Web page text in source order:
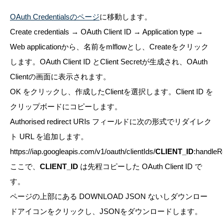
OAuth Credentialsのページに移動します。
Create credentials → OAuth Client ID → Application type →
Web applicationから、名前をmlflowとし、Createをクリック
します。OAuth Client ID とClient Secretが生成され、OAuth
Clientの画面に表示されます。
OK をクリックし、作成したClientを選択します。Client ID を
クリップボードにコピーします。
Authorised redirect URIs フィールドに次の形式でリダイレク
ト URL を追加します。
https://iap.googleapis.com/v1/oauth/clientIds/CLIENT_ID
ここで、 CLIENT_ID は先程コピーした OAuth Client ID で
す。
ページの上部にある DOWNLOAD JSON ないしダウンロー
ドアイコンをクリックし、JSONをダウンロードします。